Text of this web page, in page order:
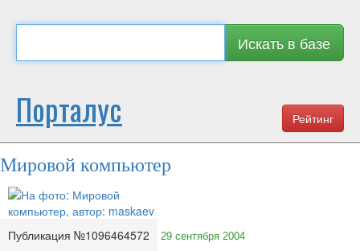
Искать в базе
Рейтинг
Порталус
Мировой компьютер
Публикация №1096464572 29 сентября 2004